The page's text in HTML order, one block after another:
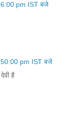
pm IST बजे
pm IST बजे
है